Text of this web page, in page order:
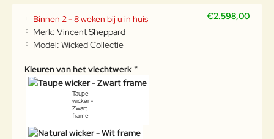
€2.598,00
Binnen 2 - 8 weken bij u in huis
Merk: Vincent Sheppard
Model: Wicked Collectie
Kleuren van het vlechtwerk
Taupe
wicker -
Zwart
frame